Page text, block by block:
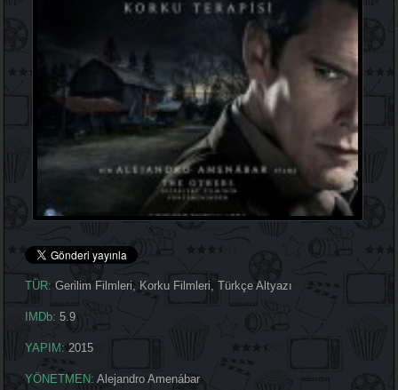
TÜR: Gerilim Filmleri, Korku Filmleri, Türkçe Altyazı
IMDb: 5.9
YAPIM: 2015
YÖNETMEN: Alejandro Amenábar